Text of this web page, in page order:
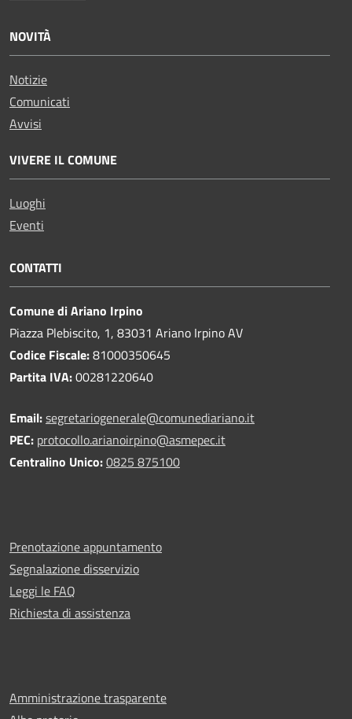
NOVITÀ
Notizie
Comunicati
Avvisi
VIVERE IL COMUNE
Luoghi
Eventi
CONTATTI
Comune di Ariano Irpino
Piazza Plebiscito, 1, 83031 Ariano Irpino AV
Codice Fiscale:81000350645
Partita IVA:00281220640
Email:segretariogenerale@comunediariano.it
PEC: protocollo.arianoirpino@asmepec.it
Centralino Unico:0825 875100
Prenotazione appuntamento
Segnalazione disservizio
Leggi le FAQ
Richiesta di assistenza
Amministrazione trasparente